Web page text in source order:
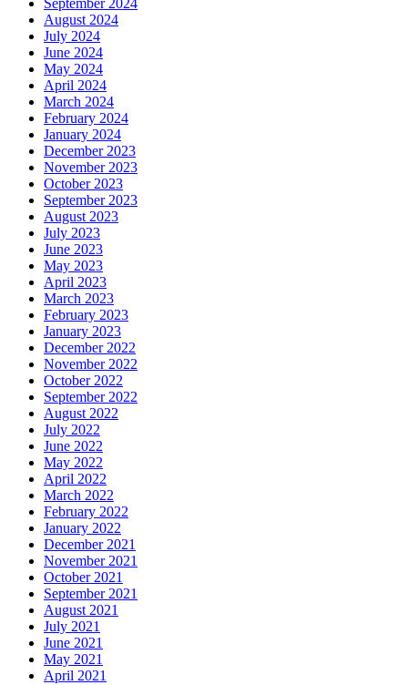
September 2024
August 2024
July 2024
June 2024
May 2024
April 2024
March 2024
February 2024
January 2024
December 2023
November 2023
October 2023
September 2023
August 2023
July 2023
June 2023
May 2023
April 2023
March 2023
February 2023
January 2023
December 2022
November 2022
October 2022
September 2022
August 2022
July 2022
June 2022
May 2022
April 2022
March 2022
February 2022
January 2022
December 2021
November 2021
October 2021
September 2021
August 2021
July 2021
June 2021
May 2021
April 2021